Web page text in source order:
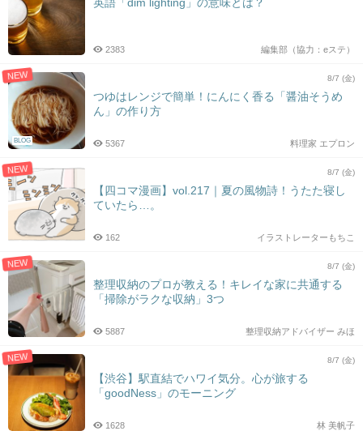
編集部（協力：eステ）
2383
NEW
BLOG
8/7 (金)
つゆはレンジで簡単！にんにく香る「醤油そうめ
ん」の作り方
料理家 エプロン
5367
NEW 8/7 (金)
【四コマ漫画】vol.217｜夏の風物詩！うたた寝し
ていたら…。
イラストレーターもちこ
162
NEW 8/7 (金)
整理収納のプロが教える！キレイな家に共通する
「掃除がラクな収納」3つ
整理収納アドバイザー みほ
5887
NEW 8/7 (金)
【渋谷】駅直結でハワイ気分。心が旅する
「goodNess」のモーニング
林 美帆子
1628